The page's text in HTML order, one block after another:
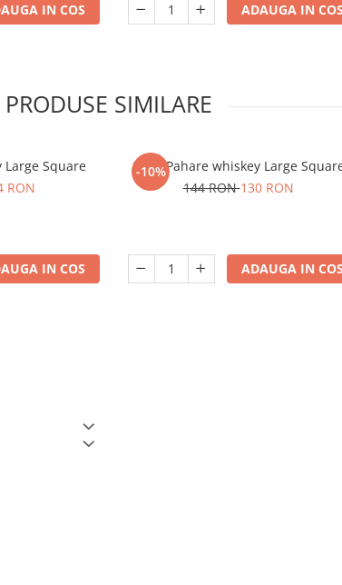
IN COS ADAUGA IN COS
PRODUSE SIMILARE
Large Square
RON
IN COS
-10%
Set 4 Pahare whiskey Large
144 RON130 RON
ADAUGA IN COS